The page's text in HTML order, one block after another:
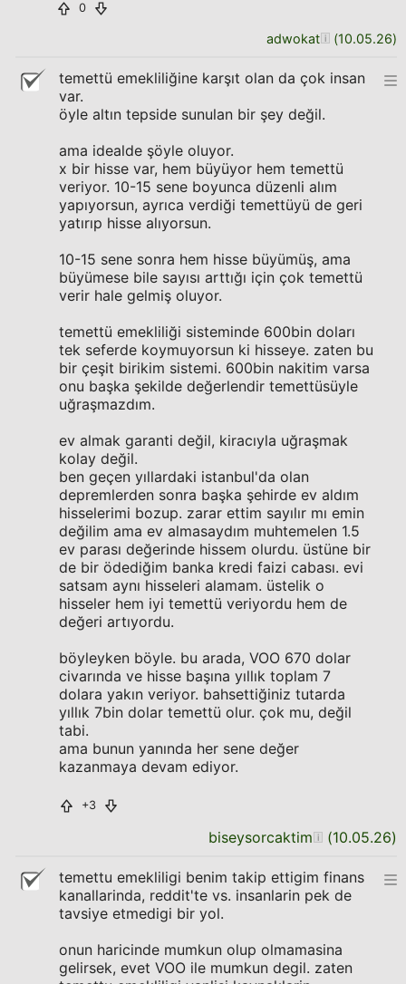
0
adwokat (10.05.26)
temettü emekliliğine karşıt olan da çok insan
var.
öyle altın tepside sunulan bir şey değil.
ama idealde şöyle oluyor.
x bir hisse var, hem büyüyor hem temettü
veriyor. 10-15 sene boyunca düzenli alım
yapıyorsun, ayrıca verdiği temettüyü de geri
yatırıp hisse alıyorsun.
10-15 sene sonra hem hisse büyümüş, ama
büyümese bile sayısı arttığı için çok temettü
verir hale gelmiş oluyor.
temettü emekliliği sisteminde 600bin doları
tek seferde koymuyorsun ki hisseye. zaten bu
bir çeşit birikim sistemi. 600bin nakitim varsa
onu başka şekilde değerlendir temettüsüyle
uğraşmazdım.
ev almak garanti değil, kiracıyla uğraşmak
kolay değil.
ben geçen yıllardaki istanbul'da olan
depremlerden sonra başka şehirde ev aldım
hisselerimi bozup. zarar ettim sayılır mı emin
değilim ama ev almasaydım muhtemelen 1.5
ev parası değerinde hissem olurdu. üstüne bir
de bir ödediğim banka kredi faizi cabası. evi
satsam aynı hisseleri alamam. üstelik o
hisseler hem iyi temettü veriyordu hem de
değeri artıyordu.
böyleyken böyle. bu arada, VOO 670 dolar
civarında ve hisse başına yıllık toplam 7
dolara yakın veriyor. bahsettiğiniz tutarda
yıllık 7bin dolar temettü olur. çok mu, değil
tabi.
ama bunun yanında her sene değer
kazanmaya devam ediyor.
+3
biseysorcaktim (10.05.26)
temettu emekliligi benim takip ettigim finans
kanallarinda, reddit'te vs. insanlarin pek de
tavsiye etmedigi bir yol.
onun haricinde mumkun olup olmamasina
gelirsek, evet VOO ile mumkun degil. zaten